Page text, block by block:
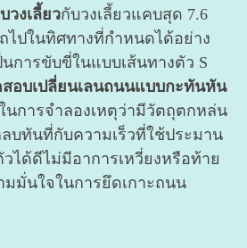
วงเลี้ยวกับวงเลี้ยวแคบสุด 7.6
ไปในทิศทางที่กำหนดได้อย่าง
การขับขี่ในแบบเส้นทางตัว S
อบเปลี่ยนเลนถนนแบบกะทันหัน
นการจำลองเหตุว่ามีวัตถุตกหล่น
บทันที่กับความเร็วที่ใช้ประมาน
ได้ดีไม่มีอาการเหวี่ยงหรือท้าย
มั่นใจในการยึดเกาะถนน